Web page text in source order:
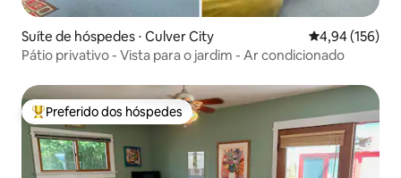
Suíte de hóspedes ⋅ Culver City 4,94 de uma
4,94 (156)
Pátio privativo - Vista para o jardim - Ar condicionado
Entre os melhores preferidos dos hóspedes
Preferido dos hóspedes